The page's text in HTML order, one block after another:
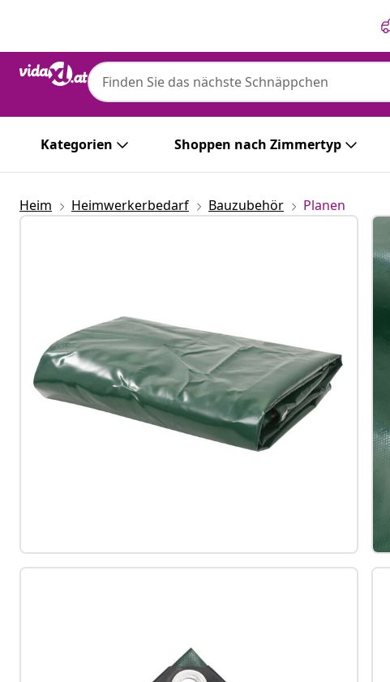
Kategorien Shoppen nach Zimmertyp
Heim Heimwerkerbedarf Bauzubehör Planen